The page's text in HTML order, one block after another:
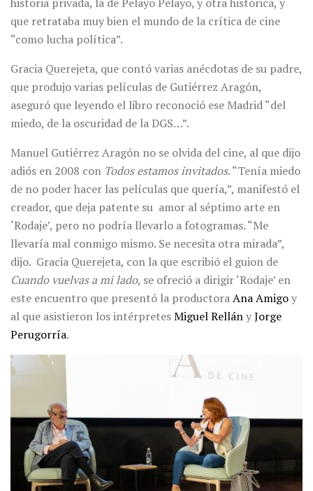
que retrataba muy bien el mundo de la crítica de cine
“como lucha política”.
Gracia Querejeta, que contó varias anécdotas de su padre,
que produjo varias películas de Gutiérrez Aragón,
aseguró que leyendo el libro reconoció ese Madrid “del
miedo, de la oscuridad de la DGS…”.
Manuel Gutiérrez Aragón no se olvida del cine, al que dijo
adiós en 2008 con Todos estamos invitados. “Tenía miedo
de no poder hacer las películas que quería,”, manifestó el
creador, que deja patente su amor al séptimo arte en
‘Rodaje’, pero no podría llevarlo a fotogramas. “Me
llevaría mal conmigo mismo. Se necesita otra mirada”,
dijo. Gracia Querejeta, con la que escribió el guion de
Cuando vuelvas a mi lado, se ofreció a dirigir ‘Rodaje’ en
este encuentro que presentó la productoraAna Amigoy
al que asistieron los intérpretesMiguel RellányJorge
Perugorría.